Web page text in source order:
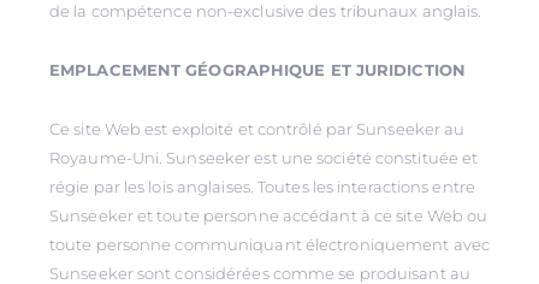
de la compétence non-exclusive des tribunaux anglais.
EMPLACEMENT GÉOGRAPHIQUE ET JURIDICTION
Ce site Web est exploité et contrôlé par Sunseeker au
Royaume-Uni. Sunseeker est une société constituée et
régie par les lois anglaises. Toutes les interactions entre
Sunseeker et toute personne accédant à ce site Web ou
toute personne communiquant électroniquement avec
Sunseeker sont considérées comme se produisant au